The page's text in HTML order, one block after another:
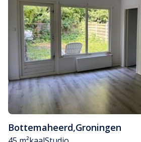
Bottemaheerd,Groningen